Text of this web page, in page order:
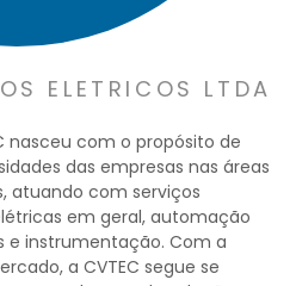
ELETRICOS LTDA
nasceu com o propósito de
das empresas nas áreas
atuando com serviços
em geral, automação
e instrumentação. Com a
a CVTEC segue se